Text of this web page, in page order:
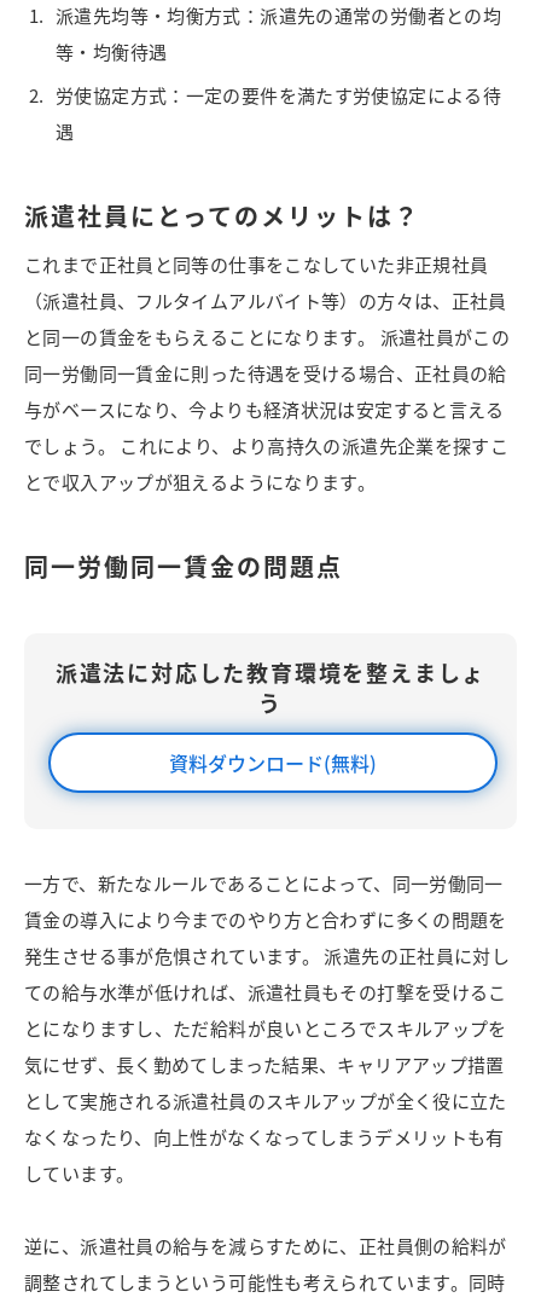
派遣先均等・均衡方式：派遣先の通常の労働者との均
等・均衡待遇
労使協定方式：一定の要件を満たす労使協定による待
遇
派遣社員にとってのメリットは？
これまで正社員と同等の仕事をこなしていた非正規社員
（派遣社員、フルタイムアルバイト等）の方々は、正社員
と同一の賃金をもらえることになります。 派遣社員がこの
同一労働同一賃金に則った待遇を受ける場合、正社員の給
与がベースになり、今よりも経済状況は安定すると言える
でしょう。 これにより、より高持久の派遣先企業を探すこ
とで収入アップが狙えるようになります。
同一労働同一賃金の問題点
派遣法に対応した教育環境を整えましょ
う
資料ダウンロード(無料)
一方で、新たなルールであることによって、同一労働同一
賃金の導入により今までのやり方と合わずに多くの問題を
発生させる事が危惧されています。 派遣先の正社員に対し
ての給与水準が低ければ、派遣社員もその打撃を受けるこ
とになりますし、ただ給料が良いところでスキルアップを
気にせず、長く勤めてしまった結果、キャリアアップ措置
として実施される派遣社員のスキルアップが全く役に立た
なくなったり、向上性がなくなってしまうデメリットも有
しています。
逆に、派遣社員の給与を減らすために、正社員側の給料が
調整されてしまうという可能性も考えられています。同時